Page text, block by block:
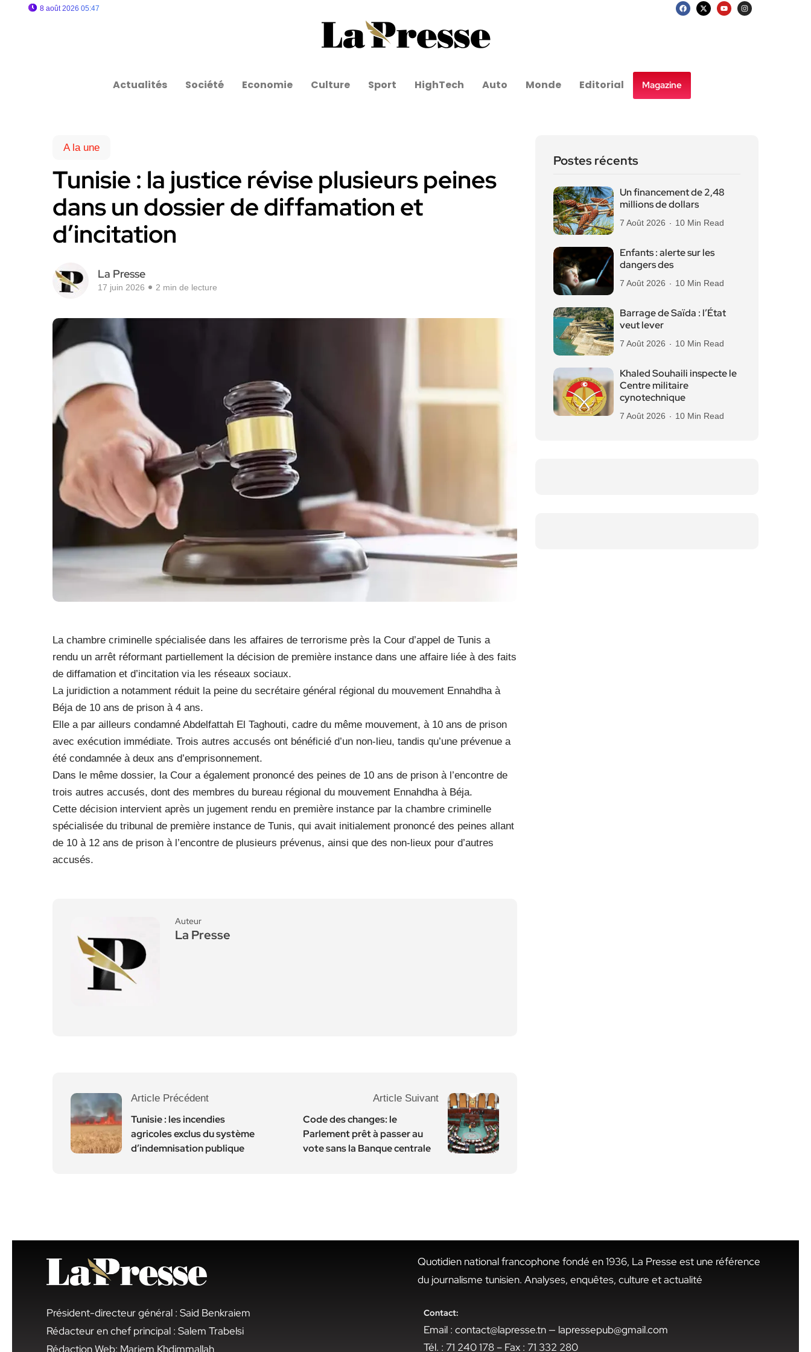
8 août 2026 05:47
Actualités Société Economie Culture Sport HighTech Auto Monde Editorial Magazine
A la une
Tunisie : la justice révise plusieurs peines
dans un dossier de diffamation et
d’incitation
La Presse
17 juin 2026 2 min de lecture
La chambre criminelle spécialisée dans les affaires de terrorisme près la Cour d’appel de Tunis a
rendu un arrêt réformant partiellement la décision de première instance dans une affaire liée à des faits
de diffamation et d’incitation via les réseaux sociaux.
La juridiction a notamment réduit la peine du secrétaire général régional du mouvement Ennahdha à
Béja de 10 ans de prison à 4 ans.
Elle a par ailleurs condamné Abdelfattah El Taghouti, cadre du même mouvement, à 10 ans de prison
avec exécution immédiate. Trois autres accusés ont bénéficié d’un non-lieu, tandis qu’une prévenue a
été condamnée à deux ans d’emprisonnement.
Dans le même dossier, la Cour a également prononcé des peines de 10 ans de prison à l’encontre de
trois autres accusés, dont des membres du bureau régional du mouvement Ennahdha à Béja.
Cette décision intervient après un jugement rendu en première instance par la chambre criminelle
spécialisée du tribunal de première instance de Tunis, qui avait initialement prononcé des peines allant
de 10 à 12 ans de prison à l’encontre de plusieurs prévenus, ainsi que des non-lieux pour d’autres
accusés.
Auteur
La Presse
Article Précédent
Tunisie : les incendies
agricoles exclus du système
d’indemnisation publique
Article Suivant
Code des changes: le
Parlement prêt à passer au
vote sans la Banque centrale
Postes récents
Un financement de 2,48
millions de dollars
7 Août 2026 10 Min Read
Enfants : alerte sur les
dangers des
7 Août 2026 10 Min Read
Barrage de Saïda : l’État
veut lever
7 Août 2026 10 Min Read
Khaled Souhaili inspecte le
Centre militaire
cynotechnique
7 Août 2026 10 Min Read
Président-directeur général : Said Benkraiem
Rédacteur en chef principal : Salem Trabelsi
Rédaction Web: Mariem Khdimmallah
Quotidien national francophone fondé en 1936, La Presse est une référence
du journalisme tunisien. Analyses, enquêtes, culture et actualité
Contact:
Email : contact@lapresse.tn — lapressepub@gmail.com
Tél. : 71 240 178 – Fax : 71 332 280